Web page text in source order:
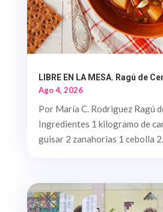
LIBRE EN LA MESA. Ragú de
Ago 4, 2026
Por María C. Rodriguez Ragú
Ingredientes 1 kilogramo de
guisar 2 zanahorias 1 cebolla 2...